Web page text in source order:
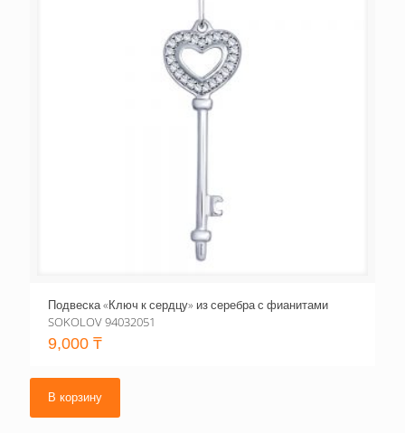
Подвеска «Ключ к сердцу» из серебра с фианитами
SOKOLOV 94032051
9,000 ₸
В корзину